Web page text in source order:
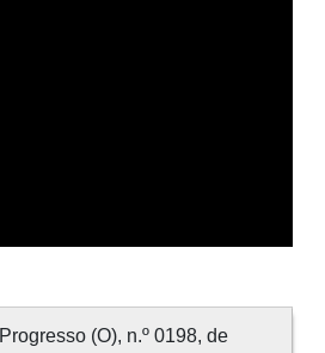
Progresso (O), n.º 0198, de